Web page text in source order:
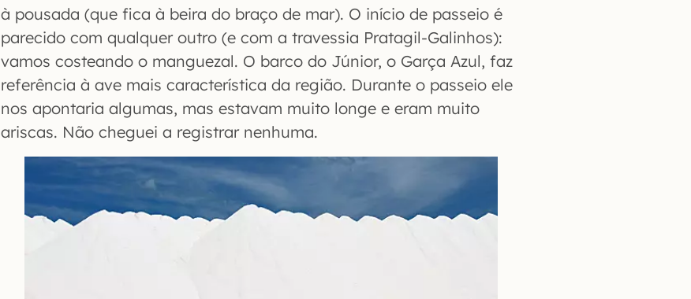
à pousada (que fica à beira do braço de mar). O início de passeio é
parecido com qualquer outro (e com a travessia Pratagil-Galinhos):
vamos costeando o manguezal. O barco do Júnior, o Garça Azul, faz
referência à ave mais característica da região. Durante o passeio ele
nos apontaria algumas, mas estavam muito longe e eram muito
ariscas. Não cheguei a registrar nenhuma.